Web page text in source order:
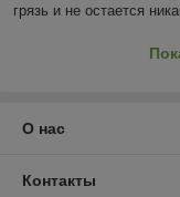
грязь и не остается
О нас
Контакты